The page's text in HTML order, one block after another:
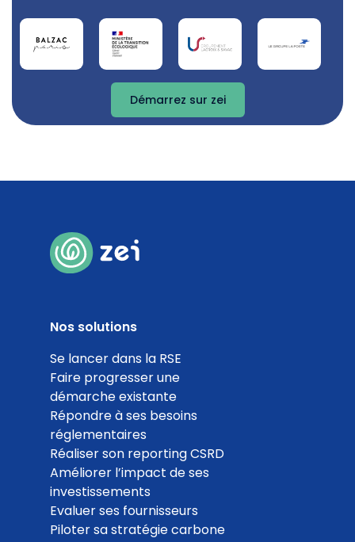
Démarrez sur zei
Nos solutions
Se lancer dans la RSE
Faire progresser une
démarche existante
Répondre à ses besoins
réglementaires
Réaliser son reporting CSRD
Améliorer l’impact de ses
investissements
Evaluer ses fournisseurs
Piloter sa stratégie carbone